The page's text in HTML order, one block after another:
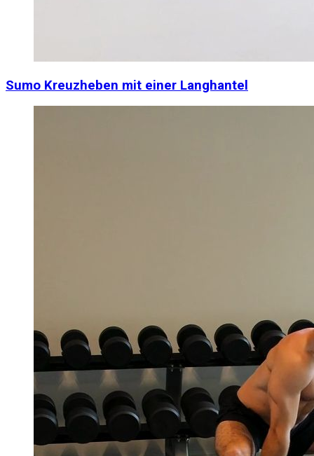
Sumo Kreuzheben mit einer Langhantel